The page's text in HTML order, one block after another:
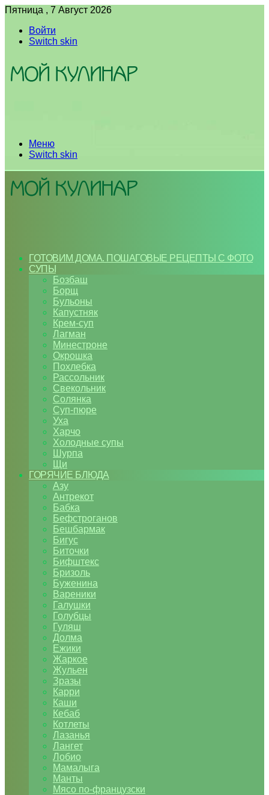
Пятница , 7 Август 2026
Войти
Switch skin
Меню
Switch skin
ГОТОВИМ ДОМА. ПОШАГОВЫЕ РЕЦЕПТЫ С ФОТО
СУПЫ
Бозбаш
Борщ
Бульоны
Капустняк
Крем-суп
Лагман
Минестроне
Окрошка
Похлебка
Рассольник
Свекольник
Солянка
Суп-пюре
Уха
Харчо
Холодные супы
Шурпа
Щи
ГОРЯЧИЕ БЛЮДА
Азу
Антрекот
Бабка
Бефстроганов
Бешбармак
Бигус
Биточки
Бифштекс
Бризоль
Буженина
Вареники
Галушки
Голубцы
Гуляш
Долма
Ежики
Жаркое
Жульен
Зразы
Карри
Каши
Кебаб
Котлеты
Лазанья
Лангет
Лобио
Мамалыга
Манты
Мясо по-французски